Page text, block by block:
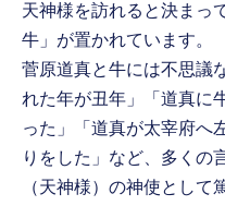
天神様を訪れると決まっ
牛」が置かれています。
菅原道真と牛には不思議
れた年が丑年」「道真に
った」「道真が太宰府へ
りをした」など、多くの
（天神様）の神使として